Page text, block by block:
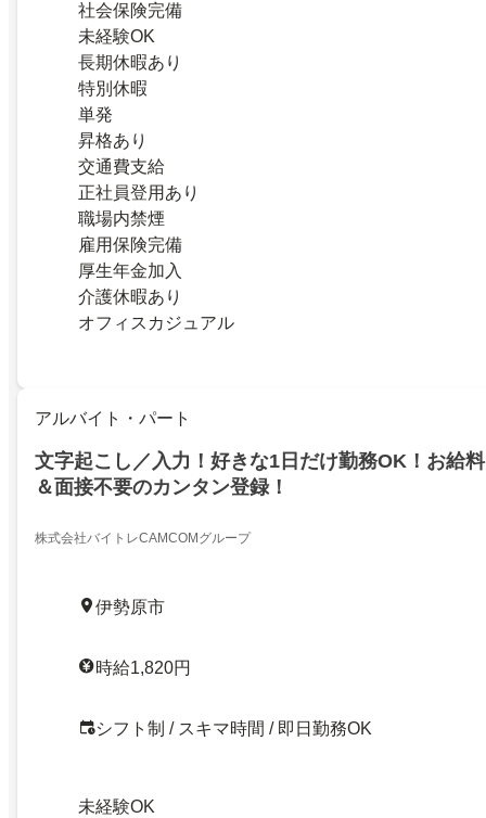
社会保険完備
未経験OK
長期休暇あり
特別休暇
単発
昇格あり
交通費支給
正社員登用あり
職場内禁煙
雇用保険完備
厚生年金加入
介護休暇あり
オフィスカジュアル
アルバイト・パート
文字起こし／入力！好きな1日だけ勤務OK！お給
＆面接不要のカンタン登録！
株式会社バイトレCAMCOMグループ
伊勢原市
時給1,820円
シフト制 / スキマ時間 / 即日勤務OK
未経験OK